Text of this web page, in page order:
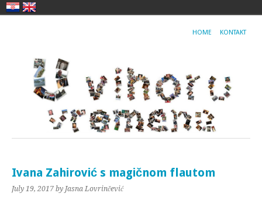
HOME KONTAKT
Ivana Zahirović s magičnom flautom
July 19, 2017 by Jasna Lovrinčević